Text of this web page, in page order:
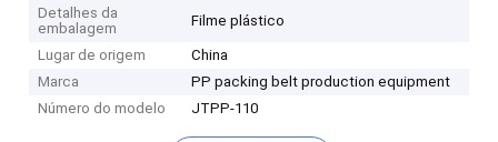
Detalhes da
embalagem
Filme plástico
Lugar de origem
China
Marca
PP packing belt production equipment
Número do modelo
JTPP-110